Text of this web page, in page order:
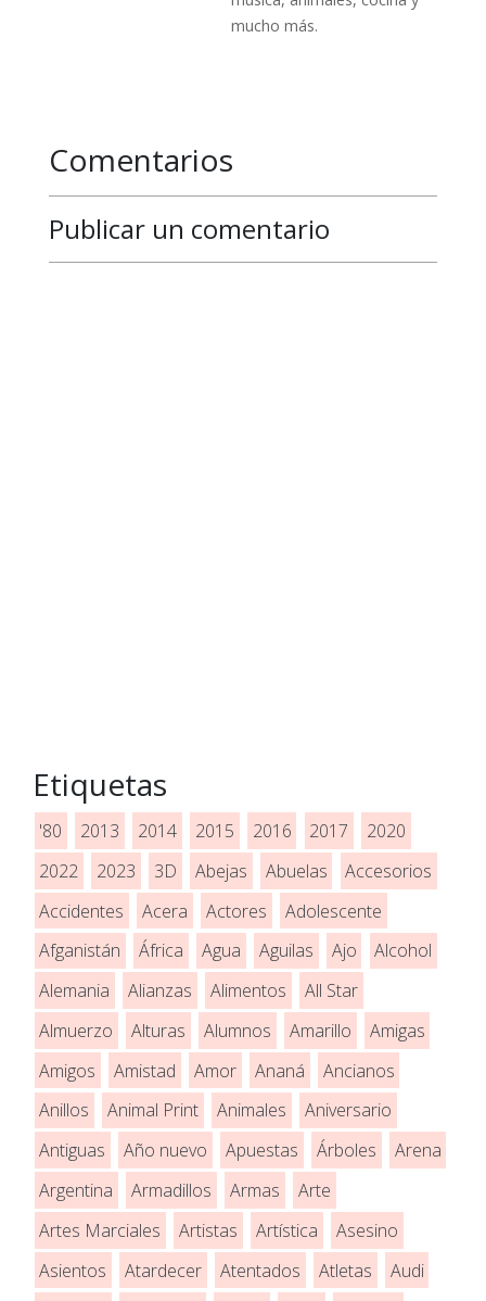
mucho más.
Comentarios
Publicar un comentario
Etiquetas
'80 2013 2014 2015 2016 2017
2020
2022
2023 3D Abejas Abuelas
Accesorios
Accidentes
Acera Actores
Adolescente
Afganistán
África Agua Aguilas Ajo
Alcohol
Alemania
Alianzas Alimentos
All Star
Almuerzo
Alturas Alumnos Amarillo
Amigas
Amigos
Amistad Amor Ananá
Ancianos
Anillos
Animal Print Animales
Aniversario
Antiguas
Año nuevo Apuestas Árboles
Arena
Argentina
Armadillos Armas
Arte
Artes Marciales
Artistas Artística
Asesino
Asientos
Atardecer Atentados Atletas
Audi